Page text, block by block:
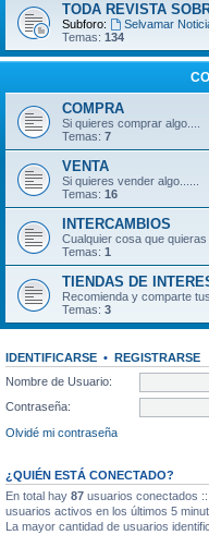
TODA REVISTA
Subforo:
Selvamar
Temas: 134
COMPRA
Si quieres comprar algo....
Temas: 7
VENTA
Si quieres vender algo......
Temas: 16
INTERCAMBIOS
Cualquier cosa que quieras
Temas: 1
TIENDAS DE
Recomienda y comparte
Temas: 3
IDENTIFICARSE •
REGISTRARSE
Nombre de Usuario:
Contraseña:
Olvidé mi contraseña
¿QUIÉN ESTÁ CONECTADO?
En total hay 87 usuarios conectados
usuarios activos en los últimos 5
La mayor cantidad de usuarios